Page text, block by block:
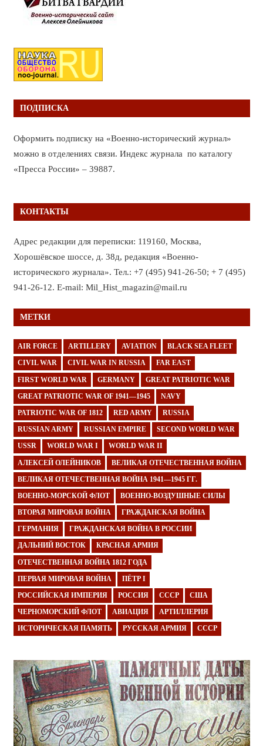
ПОДПИСКА
Оформить подписку на «Военно-исторический журнал»
можно в отделениях связи. Индекс журнала по каталогу
«Пресса России» – 39887.
КОНТАКТЫ
Адрес редакции для переписки: 119160, Москва,
Хорошёвское шоссе, д. 38д, редакция «Военно-
исторического журнала». Тел.: +7 (495) 941-26-50; + 7 (495)
941-26-12. E-mail: Mil_Hist_magazin@mail.ru
МЕТКИ
AIR FORCE ARTILLERY AVIATION BLACK SEA FLEET
CIVIL WAR CIVIL WAR IN RUSSIA FAR EAST
FIRST WORLD WAR GERMANY GREAT PATRIOTIC WAR
GREAT PATRIOTIC WAR OF 1941—1945 NAVY
PATRIOTIC WAR OF 1812 RED ARMY RUSSIA
RUSSIAN ARMY RUSSIAN EMPIRE SECOND WORLD WAR
USSR WORLD WAR I WORLD WAR II
АЛЕКСЕЙ ОЛЕЙНИКОВ ВЕЛИКАЯ ОТЕЧЕСТВЕННАЯ ВОЙНА
ВЕЛИКАЯ ОТЕЧЕСТВЕННАЯ ВОЙНА 1941—1945 ГГ.
ВОЕННО-МОРСКОЙ ФЛОТ ВОЕННО-ВОЗДУШНЫЕ СИЛЫ
ВТОРАЯ МИРОВАЯ ВОЙНА ГРАЖДАНСКАЯ ВОЙНА
ГЕРМАНИЯ ГРАЖДАНСКАЯ ВОЙНА В РОССИИ
ДАЛЬНИЙ ВОСТОК КРАСНАЯ АРМИЯ
ОТЕЧЕСТВЕННАЯ ВОЙНА 1812 ГОДА
ПЕРВАЯ МИРОВАЯ ВОЙНА ПЁТР I
РОССИЙСКАЯ ИМПЕРИЯ РОССИЯ СССР США
ЧЕРНОМОРСКИЙ ФЛОТ АВИАЦИЯ АРТИЛЛЕРИЯ
ИСТОРИЧЕСКАЯ ПАМЯТЬ РУССКАЯ АРМИЯ СССР